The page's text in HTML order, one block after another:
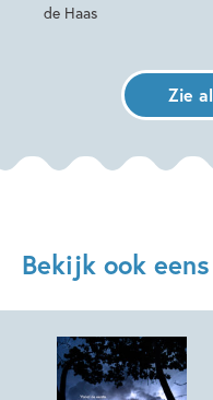
de Haas
Zie
Bekijk ook eens